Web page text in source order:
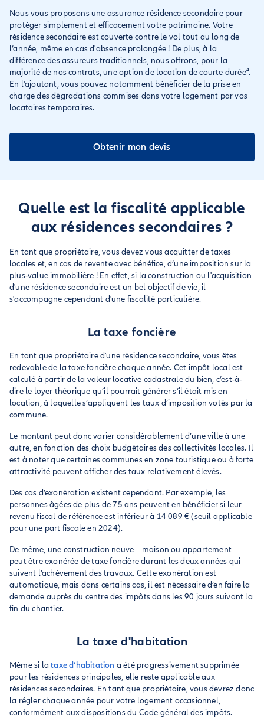
Nous vous proposons une assurance résidence secondaire pour
protéger simplement et efficacement votre patrimoine. Votre
résidence secondaire est couverte contre le vol tout au long de
l’année, même en cas d'absence prolongée ! De plus, à la
différence des assureurs traditionnels, nous offrons, pour la
majorité de nos contrats, une option de location de courte durée⁴.
En l'ajoutant, vous pouvez notamment bénéficier de la prise en
charge des dégradations commises dans votre logement par vos
locataires temporaires.
Obtenir mon devis
Quelle est la fiscalité applicable
aux résidences secondaires ?
En tant que propriétaire, vous devez vous acquitter de taxes
locales et, en cas de revente avec bénéfice, d’une imposition sur la
plus-value immobilière ! En effet, si la construction ou l'acquisition
d'une résidence secondaire est un bel objectif de vie, il
s'accompagne cependant d'une fiscalité particulière.
La taxe foncière
En tant que propriétaire d'une résidence secondaire, vous êtes
redevable de la taxe foncière chaque année. Cet impôt local est
calculé à partir de la valeur locative cadastrale du bien, c’est-à-
dire le loyer théorique qu’il pourrait générer s’il était mis en
location, à laquelle s’appliquent les taux d’imposition votés par la
commune.
Le montant peut donc varier considérablement d’une ville à une
autre, en fonction des choix budgétaires des collectivités locales. Il
est à noter que certaines communes en zone touristique ou à forte
attractivité peuvent afficher des taux relativement élevés.
Des cas d’exonération existent cependant. Par exemple, les
personnes âgées de plus de 75 ans peuvent en bénéficier si leur
revenu fiscal de référence est inférieur à 14 089 € (seuil applicable
pour une part fiscale en 2024).
De même, une construction neuve – maison ou appartement –
peut être exonérée de taxe foncière durant les deux années qui
suivent l’achèvement des travaux. Cette exonération est
automatique, mais dans certains cas, il est nécessaire d’en faire la
demande auprès du centre des impôts dans les 90 jours suivant la
fin du chantier.
La taxe d'habitation
Même si lataxe d’habitation a été progressivement supprimée
pour les résidences principales, elle reste applicable aux
résidences secondaires. En tant que propriétaire, vous devrez donc
la régler chaque année pour votre logement occasionnel,
conformément aux dispositions du Code général des impôts.